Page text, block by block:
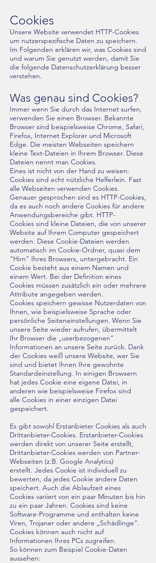
Cookies
Unsere Website verwendet HTTP-Cookies
um nutzerspezifische Daten zu speichern.
Im Folgenden erklären wir, was Cookies sind
und warum Sie genutzt werden, damit Sie
die folgende Datenschutzerklärung besser
verstehen.
Was genau sind Cookies?
Immer wenn Sie durch das Internet surfen,
verwenden Sie einen Browser. Bekannte
Browser sind beispielsweise Chrome, Safari,
Firefox, Internet Explorer und Microsoft
Edge. Die meisten Webseiten speichern
kleine Text-Dateien in Ihrem Browser. Diese
Dateien nennt man Cookies.
Eines ist nicht von der Hand zu weisen:
Cookies sind echt nützliche Helferlein. Fast
alle Webseiten verwenden Cookies.
Genauer gesprochen sind es HTTP-Cookies,
da es auch noch andere Cookies für andere
Anwendungsbereiche gibt. HTTP-
Cookies sind kleine Dateien, die von unserer
Website auf Ihrem Computer gespeichert
werden. Diese Cookie-Dateien werden
automatisch im Cookie-Ordner, quasi dem
“Hirn” Ihres Browsers, untergebracht. Ein
Cookie besteht aus einem Namen und
einem Wert. Bei der Definition eines
Cookies müssen zusätzlich ein oder mehrere
Attribute angegeben werden.
Cookies speichern gewisse Nutzerdaten von
Ihnen, wie beispielsweise Sprache oder
persönliche Seiteneinstellungen. Wenn Sie
unsere Seite wieder aufrufen, übermittelt
Ihr Browser die „userbezogenen“
Informationen an unsere Seite zurück. Dank
der Cookies weiß unsere Website, wer Sie
sind und bietet Ihnen Ihre gewohnte
Standardeinstellung. In einigen Browsern
hat jedes Cookie eine eigene Datei, in
anderen wie beispielsweise Firefox sind
alle Cookies in einer einzigen Datei
gespeichert.
Es gibt sowohl Erstanbieter Cookies als auch
Drittanbieter-Cookies. Erstanbieter-Cookies
werden direkt von unserer Seite erstellt,
Drittanbieter-Cookies werden von Partner-
Webseiten (z.B. Google Analytics)
erstellt. Jedes Cookie ist individuell zu
bewerten, da jedes Cookie andere Daten
speichert. Auch die Ablaufzeit eines
Cookies variiert von ein paar Minuten bis hin
zu ein paar Jahren. Cookies sind keine
Software-Programme und enthalten keine
Viren, Trojaner oder andere „Schädlinge“.
Cookies können auch nicht auf
Informationen Ihres PCs zugreifen.
So können zum Beispiel Cookie-Daten
aussehen: